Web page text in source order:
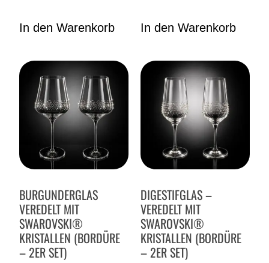
In den Warenkorb In den Warenkorb
BURGUNDERGLAS
VEREDELT MIT
SWAROVSKI®
KRISTALLEN (BORDÜRE
– 2ER SET)
DIGESTIFGLAS –
VEREDELT MIT
SWAROVSKI®
KRISTALLEN (BORDÜRE
– 2ER SET)